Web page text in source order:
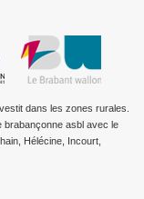
dans les zones rurales.
brabançonne asbl avec le
Hélécine, Incourt,